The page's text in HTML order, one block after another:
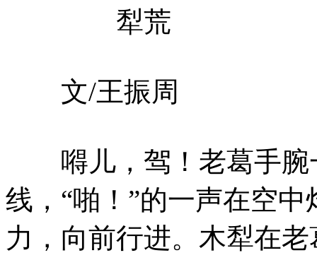
犁荒
文/王振周
嘚儿，驾！老葛手腕
线，“啪！”的一声在空
力，向前行进。木犁在